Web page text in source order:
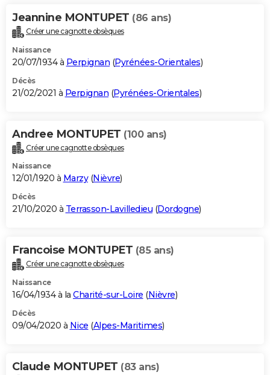
Jeannine MONTUPET (86 ans)
Créer une cagnotte obsèques
Naissance
20/07/1934 à Perpignan (Pyrénées-Orientales)
Décès
21/02/2021 à Perpignan (Pyrénées-Orientales)
Andree MONTUPET (100 ans)
Créer une cagnotte obsèques
Naissance
12/01/1920 à Marzy(Nièvre)
Décès
21/10/2020 à Terrasson-Lavilledieu (Dordogne)
Francoise MONTUPET (85 ans)
Créer une cagnotte obsèques
Naissance
16/04/1934 à la Charité-sur-Loire (Nièvre)
Décès
09/04/2020 à Nice (Alpes-Maritimes)
Claude MONTUPET (83 ans)